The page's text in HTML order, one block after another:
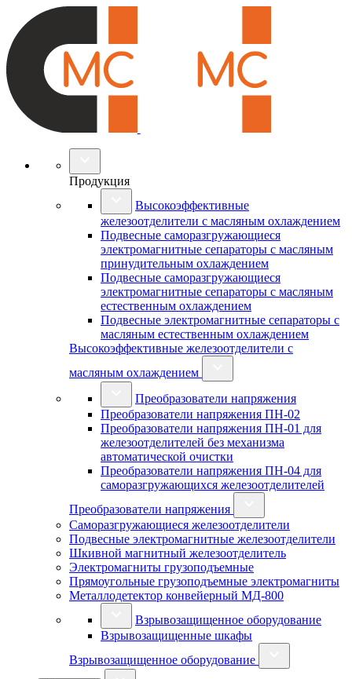
Продукция
Высокоэффективные
железоотделители с масляным охлаждением
Подвесные саморазгружающиеся
электромагнитные сепараторы с масляным
принудительным охлаждением
Подвесные саморазгружающиеся
электромагнитные сепараторы с масляным
естественным охлаждением
Подвесные электромагнитные сепараторы с
масляным естественным охлаждением
Высокоэффективные железоотделители с
масляным охлаждением
Преобразователи напряжения
Преобразователи напряжения ПН-02
Преобразователи напряжения ПН-01 для
железоотделителей без механизма
автоматической очистки
Преобразователи напряжения ПН-04 для
саморазгружающихся железоотделителей
Преобразователи напряжения
Саморазгружающиеся железоотделители
Подвесные электромагнитные железоотделители
Шкивной магнитный железоотделитель
Электромагниты грузоподъемные
Прямоугольные грузоподъемные электромагниты
Металлодетектор конвейерный МД-800
Взрывозащищенное оборудование
Взрывозащищенные шкафы
Взрывозащищенное оборудование